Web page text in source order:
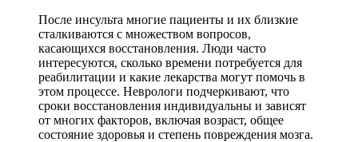
После инсульта многие пациенты и их близкие
сталкиваются с множеством вопросов,
касающихся восстановления. Люди часто
интересуются, сколько времени потребуется для
реабилитации и какие лекарства могут помочь в
этом процессе. Неврологи подчеркивают, что
сроки восстановления индивидуальны и зависят
от многих факторов, включая возраст, общее
состояние здоровья и степень повреждения мозга.